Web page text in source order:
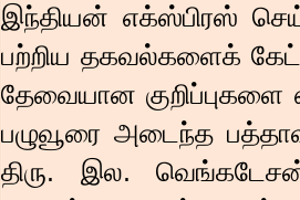
இந்தியன் எக்ஸ்பிரஸ்
பற்றிய தகவல்களைக்
தேவையான குறிப்புகளை
பழுவூரை அடைந்த
திரு. இல.